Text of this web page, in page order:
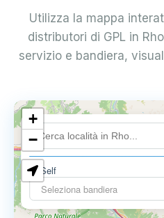
Utilizza la mappa
distributori di GPL in
servizio e bandiera,
Self
Seleziona bandiera
+
−